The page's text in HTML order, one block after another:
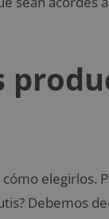
elegirlos.
Debemos